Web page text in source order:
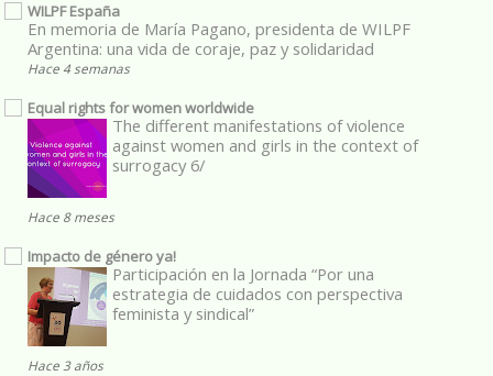
WILPF España
En memoria de María Pagano, presidenta de WILPF
Argentina: una vida de coraje, paz y solidaridad
Hace 4 semanas
Equal rights for women worldwide
The different manifestations of violence
against women and girls in the context of
surrogacy 6/
Hace 8 meses
Impacto de género ya!
Participación en la Jornada “Por una
estrategia de cuidados con perspectiva
feminista y sindical”
Hace 3 años